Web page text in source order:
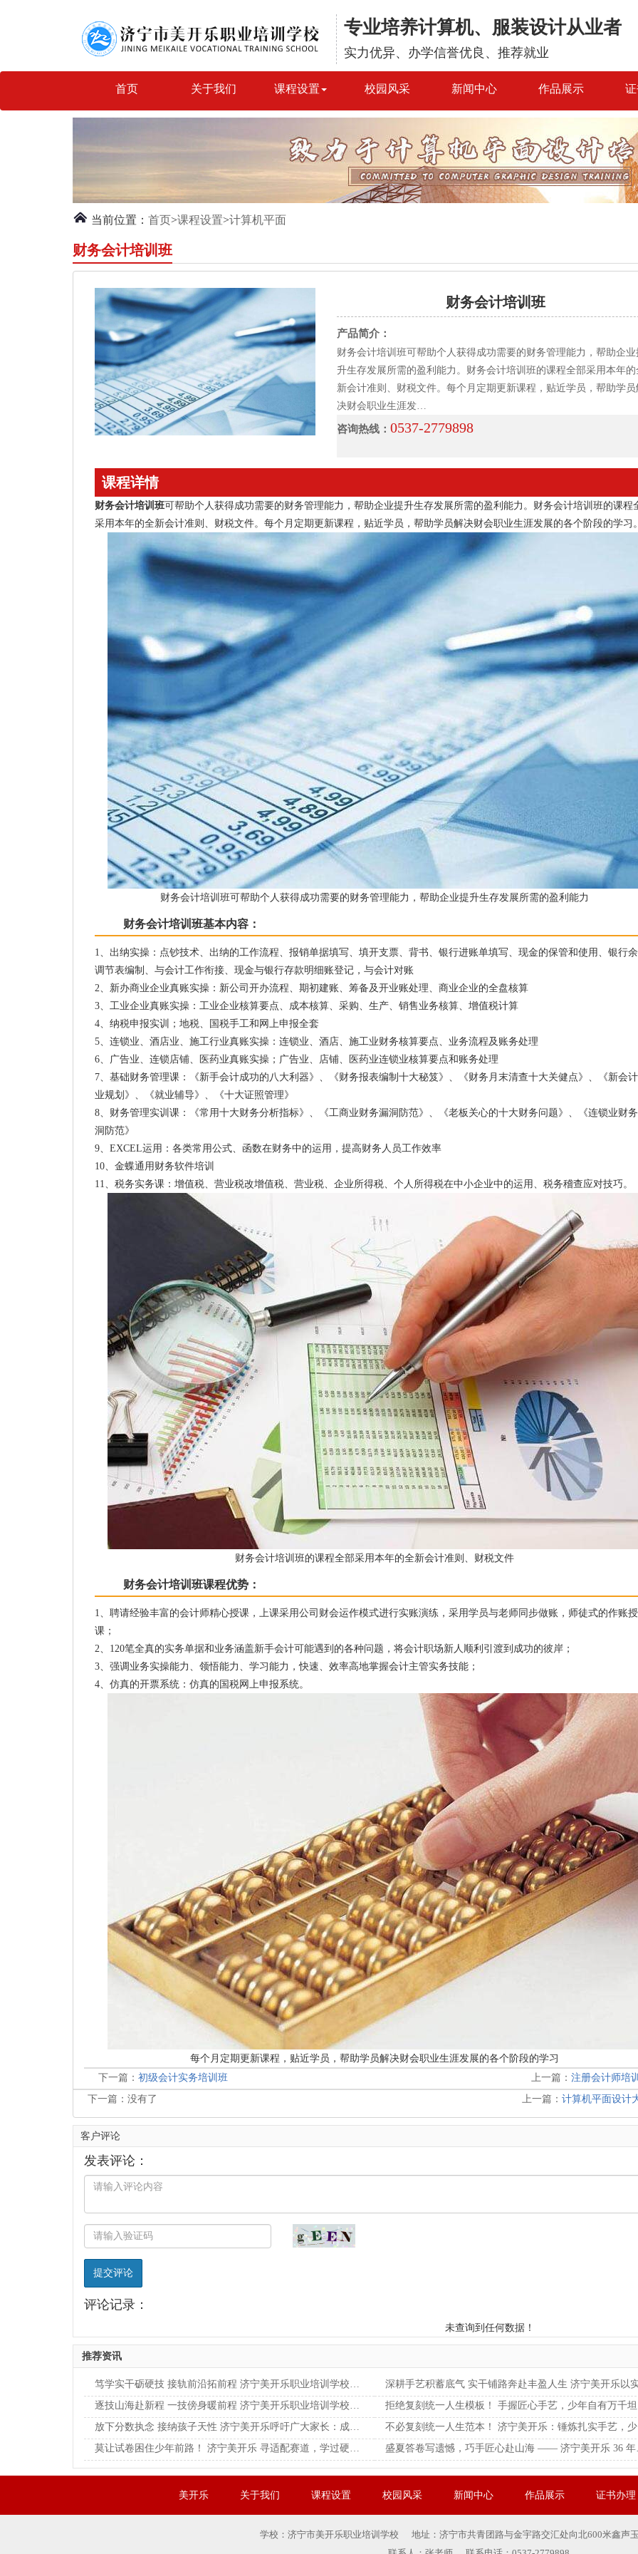
专业培养计算机、服装设计从业者
实力优异、办学信誉优良、推荐就业
首页 关于我们 课程设置 校园风采 新闻中心 作品展示
当前位置： 首页>课程设置>计算机平面
财务会计培训班
财务会计培训班
产品简介：
财务会计培训班可帮助个人获得成功需要的财务管理能力，帮助企业
升生存发展所需的盈利能力。财务会计培训班的课程全部采用本年的
新会计准则、财税文件。每个月定期更新课程，贴近学员，帮助学员
决财会职业生涯发…
咨询热线： 0537-2779898
课程详情
财务会计培训班可帮助个人获得成功需要的财务管理能力，帮助企业提升生存发展所需的盈利能力。财务会计培训班的课程
采用本年的全新会计准则、财税文件。每个月定期更新课程，贴近学员，帮助学员解决财会职业生涯发展的各个阶段的学习
财务会计培训班可帮助个人获得成功需要的财务管理能力，帮助企业提升生存发展所需的盈利能力
财务会计培训班基本内容：
1、出纳实操：点钞技术、出纳的工作流程、报销单据填写、填开支票、背书、银行进账单填写、现金的保管和使用、银行
调节表编制、与会计工作衔接、现金与银行存款明细账登记，与会计对账
2、新办商业企业真账实操：新公司开办流程、期初建账、筹备及开业账处理、商业企业的全盘核算
3、工业企业真账实操：工业企业核算要点、成本核算、采购、生产、销售业务核算、增值税计算
4、纳税申报实训；地税、国税手工和网上申报全套
5、连锁业、酒店业、施工行业真账实操：连锁业、酒店、施工业财务核算要点、业务流程及账务处理
6、广告业、连锁店铺、医药业真账实操；广告业、店铺、医药业连锁业核算要点和账务处理
7、基础财务管理课：《新手会计成功的八大利器》、《财务报表编制十大秘笈》、《财务月末清查十大关健点》、《新会
业规划》、《就业辅导》、《十大证照管理》
8、财务管理实训课：《常用十大财务分析指标》、《工商业财务漏洞防范》、《老板关心的十大财务问题》、《连锁业财
洞防范》
9、EXCEL运用：各类常用公式、函数在财务中的运用，提高财务人员工作效率
10、金蝶通用财务软件培训
11、税务实务课：增值税、营业税改增值税、营业税、企业所得税、个人所得税在中小企业中的运用、税务稽查应对技巧。
财务会计培训班的课程全部采用本年的全新会计准则、财税文件
财务会计培训班课程优势：
1、聘请经验丰富的会计师精心授课，上课采用公司财会运作模式进行实账演练，采用学员与老师同步做账，师徒式的作账授
课；
2、120笔全真的实务单据和业务涵盖新手会计可能遇到的各种问题，将会计职场新人顺利引渡到成功的彼岸；
3、强调业务实操能力、领悟能力、学习能力，快速、效率高地掌握会计主管实务技能；
4、仿真的开票系统：仿真的国税网上申报系统。
每个月定期更新课程，贴近学员，帮助学员解决财会职业生涯发展的各个阶段的学习
下一篇： 初级会计实务培训班 上一篇： 注册会计师培
下一篇：没有了
上一篇： 计算机平面设计
客户评论
发表评论：
提交评论
评论记录：
未查询到任何数据！
推荐资讯
笃学实干砺硬技 接轨前沿拓前程 济宁美开乐职业培训学校助力青年稳健立业
逐技山海赴新程 一技傍身暖前程 济宁美开乐职业培训学校赋能少年重塑青春赛道
放下分数执念 接纳孩子天性 济宁美开乐呼吁广大家长：成长无统一模板，巧手匠心亦可安稳度日
不必
莫让试卷困住少年前路！ 济宁美开乐 寻适配赛道，学过硬技能，静待春暖花开
盛夏答卷写遗
美开乐 关于我们 课程设置 校园风采 新闻中心 作品展示 证书办理
学校：济宁市美开乐职业培训学校 地址：济宁市共青团路与金宇路交汇处向北600米鑫声